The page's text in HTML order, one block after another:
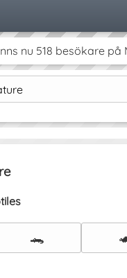
nu 518 besökare på
🐊